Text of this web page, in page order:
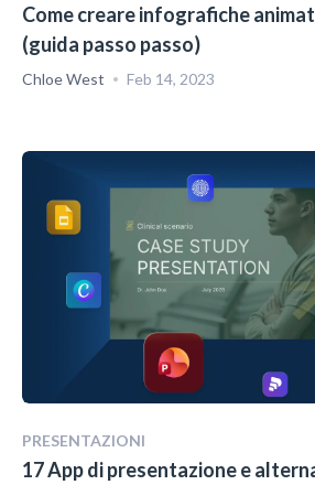
Come creare infografiche
(guida passo passo)
Chloe West Feb 14, 2023
PRESENTAZIONI
17 App di presentazione e